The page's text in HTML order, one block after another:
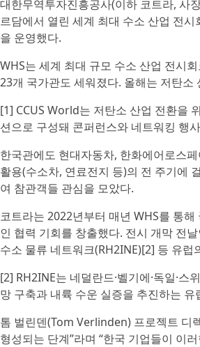
대한무역투자진흥공사(이하 코트라, 사
르담에서 열린 세계 최대 수소 산업 전시
을 운영했다.
WHS는 세계 최대 규모 수소 산업 전시
23개 국가관도 세워졌다. 올해는 저탄소
[1] CCUS World는 저탄소 산업 전환을
션으로 구성돼 콘퍼런스와 네트워킹 행
한국관에도 현대자동차, 한화에어로스
활용(수소차, 연료전지 등)의 전 주기에
여 참관객들 관심을 모았다.
코트라는 2022년부터 매년 WHS를 통
인 협력 기회를 창출했다. 전시 개막 전
수소 물류 네트워크(RH2INE)[2] 등 유
[2] RH2INE는 네덜란드·벨기에·독일·
망 구축과 내륙 수운 실증을 추진하는 유
톰 벌린덴(Tom Verlinden) 프로젝트 디
형성되는 단계”라며 “한국 기업들이 이